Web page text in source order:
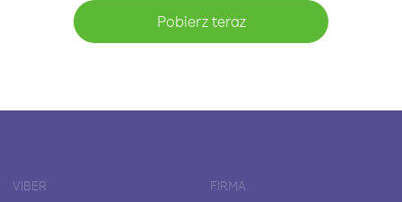
Pobierz teraz
VIBER FIRMA